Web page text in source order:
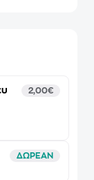
2,00€
ΔΩΡΕΑΝ